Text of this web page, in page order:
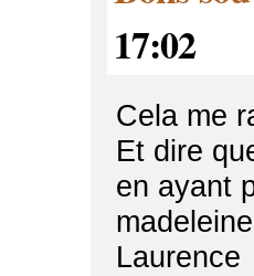
17:02
Cela me
Et dire
en ayant
Laurence